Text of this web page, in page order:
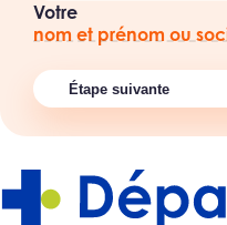
Votre
nom et prénom ou
Étape suivante